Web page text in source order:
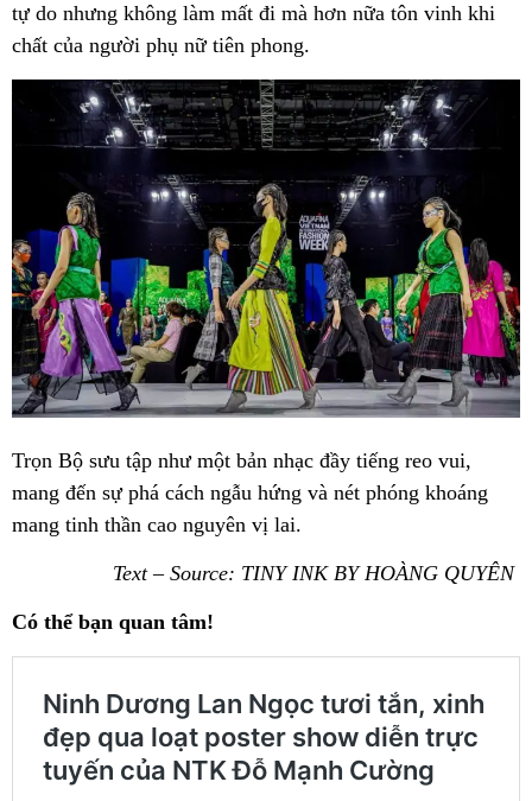
tự do nhưng không làm mất đi mà hơn nữa tôn vinh khi
chất của người phụ nữ tiên phong.
Trọn Bộ sưu tập như một bản nhạc đầy tiếng reo vui,
mang đến sự phá cách ngẫu hứng và nét phóng khoáng
mang tinh thần cao nguyên vị lai.
Text – Source: TINY INK BY HOÀNG QUYÊN
Có thể bạn quan tâm!